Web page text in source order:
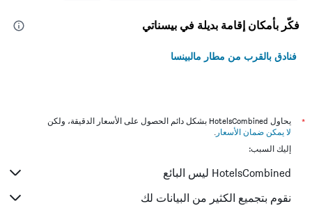
فكّر بأمكان إقامة بديلة في بيسناتي
فنادق بالقرب من مطار مالبينسا
*
يحاول HotelsCombined بشكل دائم الحصول على الأسعار الدقيقة، ولكن
لا يمكن ضمان الأسعار .
إليك السبب:
HotelsCombined ليس البائع
نقوم بتجميع الكثير من البيانات لك